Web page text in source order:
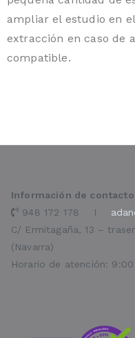
ampliar el estudio en
extracción en caso de
compatible.
Información de contacto
948 172 178 I
C/ Ermitagaña, 13 –
(Navarra)
Horario de atención: